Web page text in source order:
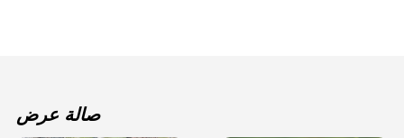
صالة عرض